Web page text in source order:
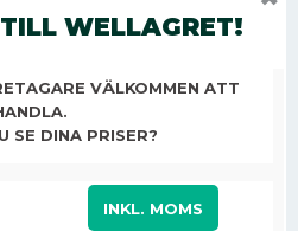
WELLAGRET!
VÄLKOMMEN ATT
SE DINA PRISER?
INKL. MOMS